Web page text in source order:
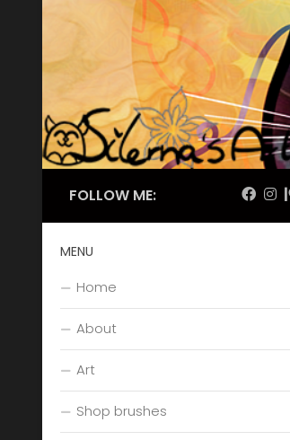
Skip to content
FOLLOW ME:
MENU
Home
About
Art
Shop brushes